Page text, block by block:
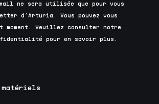
ne sera utilisée que pour vous
d’Arturia. Vous pouvez vous
moment. Veuillez consulter notre
pour en savoir plus.
matériels